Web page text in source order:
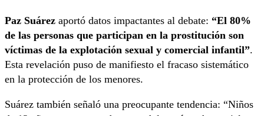
Paz Suárez aportó datos impactantes al debate: “El 80%
de las personas que participan en la prostitución son
víctimas de la explotación sexual y comercial infantil”.
Esta revelación puso de manifiesto el fracaso sistemático
en la protección de los menores.
Suárez también señaló una preocupante tendencia: “Niños